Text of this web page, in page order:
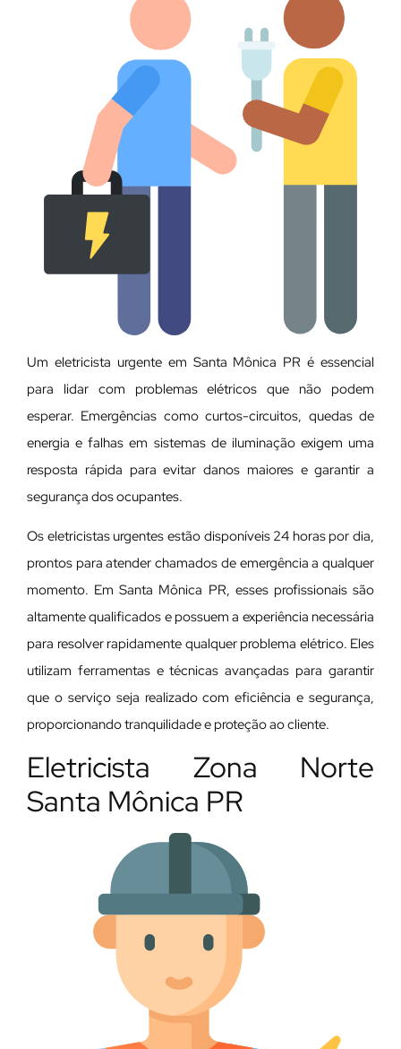
Um eletricista urgente em Santa Mônica PR é essencial
para lidar com problemas elétricos que não podem
esperar. Emergências como curtos-circuitos, quedas de
energia e falhas em sistemas de iluminação exigem uma
resposta rápida para evitar danos maiores e garantir a
segurança dos ocupantes.
Os eletricistas urgentes estão disponíveis 24 horas por dia,
prontos para atender chamados de emergência a qualquer
momento. Em Santa Mônica PR, esses profissionais são
altamente qualificados e possuem a experiência necessária
para resolver rapidamente qualquer problema elétrico. Eles
utilizam ferramentas e técnicas avançadas para garantir
que o serviço seja realizado com eficiência e segurança,
proporcionando tranquilidade e proteção ao cliente.
Eletricista Zona Norte
Santa Mônica PR